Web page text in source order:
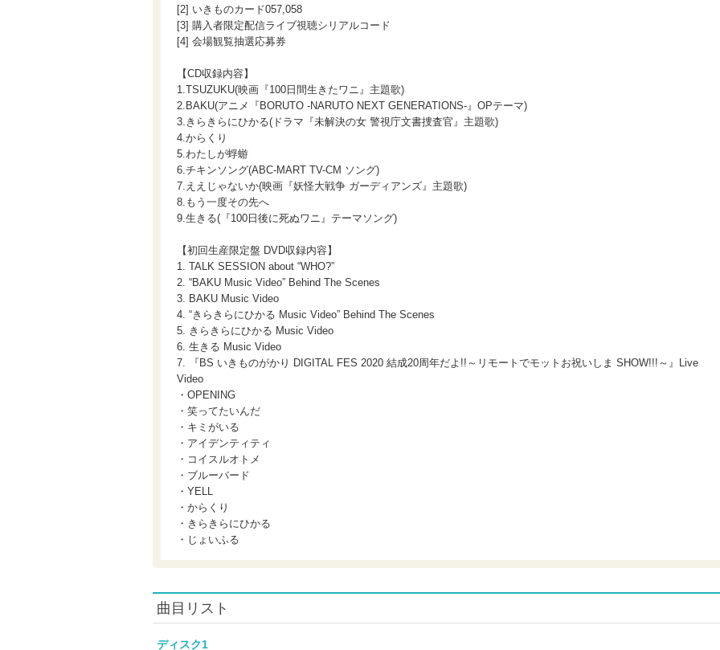
[2] いきものカード057,058
[3] 購入者限定配信ライブ視聴シリアルコード
[4] 会場観覧抽選応募券
【CD収録内容】
1.TSUZUKU(映画『100日間生きたワニ』主題歌)
2.BAKU(アニメ『BORUTO -NARUTO NEXT GENERATIONS-』OPテーマ)
3.きらきらにひかる(ドラマ『未解決の女 警視庁文書捜査官』主題歌)
4.からくり
5.わたしが蜉蝣
6.チキンソング(ABC-MART TV-CM ソング)
7.ええじゃないか(映画『妖怪大戦争 ガーディアンズ』主題歌)
8.もう一度その先へ
9.生きる(『100日後に死ぬワニ』テーマソング)
【初回生産限定盤 DVD収録内容】
1. TALK SESSION about “WHO?”
2. “BAKU Music Video” Behind The Scenes
3. BAKU Music Video
4. “きらきらにひかる Music Video” Behind The Scenes
5. きらきらにひかる Music Video
6. 生きる Music Video
7. 『BS いきものがかり DIGITAL FES 2020 結成20周年だよ!!～リモートでモットお祝いしま SHOW!!!～』Live
Video
・OPENING
・笑ってたいんだ
・キミがいる
・アイデンティティ
・コイスルオトメ
・ブルーバード
・YELL
・からくり
・きらきらにひかる
・じょいふる
曲目リスト
ディスク1